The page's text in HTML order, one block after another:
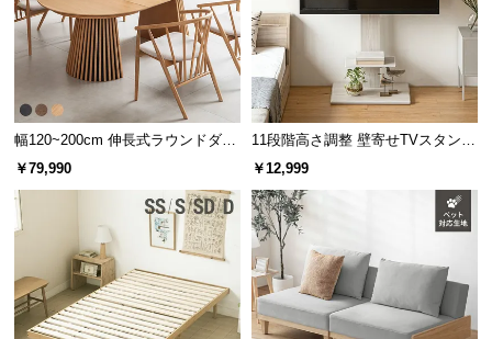
幅120~200cm 伸長式ラウンドダイ
ニングテーブル 6人掛け 天然木突
￥79,990
11段階高さ調整 壁寄せTVスタンド
キャスター付き 上下左右角度調節
￥12,999